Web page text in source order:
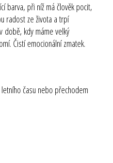
barva, při níž má člověk pocit,
radost ze života a trpí
době, kdy máme velký
Čistí emocionální zmatek.
času nebo přechodem